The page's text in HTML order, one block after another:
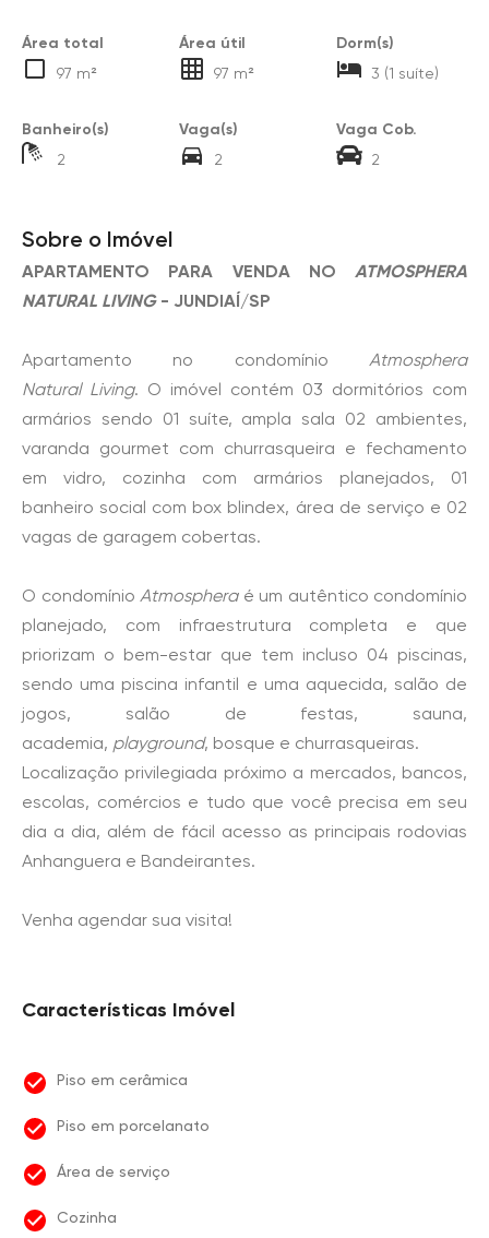
Área total
97 m²
Área útil
97 m²
Dorm(s)
3 (1 suíte)
Banheiro(s)
2
Vaga(s)
2
Vaga Cob.
2
Sobre o Imóvel
APARTAMENTO PARA VENDA NO ATMOSPHERA
NATURAL LIVING- JUNDIAÍ/SP
Apartamento no condomínio Atmosphera
Natural Living. O imóvel contém 03 dormitórios com
armários sendo 01 suíte, ampla sala 02 ambientes,
varanda gourmet com churrasqueira e fechamento
em vidro, cozinha com armários planejados, 01
banheiro social com box blindex, área de serviço e 02
vagas de garagem cobertas.
O condomínio Atmosphera é um autêntico condomínio
planejado, com infraestrutura completa e que
priorizam o bem-estar que tem incluso 04 piscinas,
sendo uma piscina infantil e uma aquecida, salão de
jogos, salão de festas, sauna,
academia, playground, bosque e churrasqueiras.
Localização privilegiada próximo a mercados, bancos,
escolas, comércios e tudo que você precisa em seu
dia a dia, além de fácil acesso as principais rodovias
Anhanguera e Bandeirantes.
Venha agendar sua visita!
Características Imóvel
Piso em cerâmica
Piso em porcelanato
Área de serviço
Cozinha